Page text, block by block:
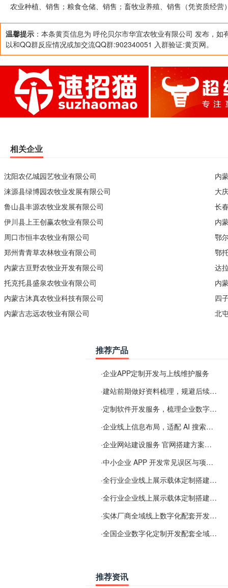
农业种植、销售；粮食仓储、销售；畜牧业养殖、销售（凭资质经
温馨提示 ：本条黄页信息为 呼伦贝尔市华宜农牧业有限公司 发布，如
以和QQ群反应情况或加交流QQ群:902340051 入群验证:黄页网。
相关企业
沈阳农亿城园艺牧业有限公司
涞源县绿博园农牧业发展有限公司
鲁山县丰源农牧业发展有限公司
伊川县上王创赢农牧业有限公司
周口市恒丰农牧业有限公司
郑州青青草农林牧业有限公司
内蒙古亘野农牧业开发有限公司
托克托县盛泉农牧业有限公司
内蒙古沐真农牧业科技有限公司
内蒙古志远农牧业有限公司
内
大
长
内
鄂
鄂
达
内
四
北
推荐产品
·企业APP定制开发与上线维护服务
·建站前期做好资料梳理，规避后续各类使用难题
·定制软件开发服务，梳理企业数字化落地常见难点
·企业线上信息布局，适配 AI 搜索需要留意这些要点
·企业网站建设服务 官网搭建方案经验分享
·中小企业 APP 开发常见误区与项目规划实用经验
·全行业企业线上展示载体定制搭建服务
·全行业企业线上展示载体定制搭建服务
·实体厂商全域线上数字化配套开发与地域检索优化服务
·全国企业数字化定制开发配套全域搜索优化服务
推荐资讯